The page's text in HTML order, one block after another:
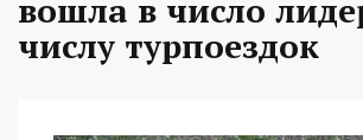
вошла в число
числу турпоездок